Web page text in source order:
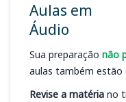
Aulas em
Áudio
Sua preparação não
aulas também estão
Revise a matéria no